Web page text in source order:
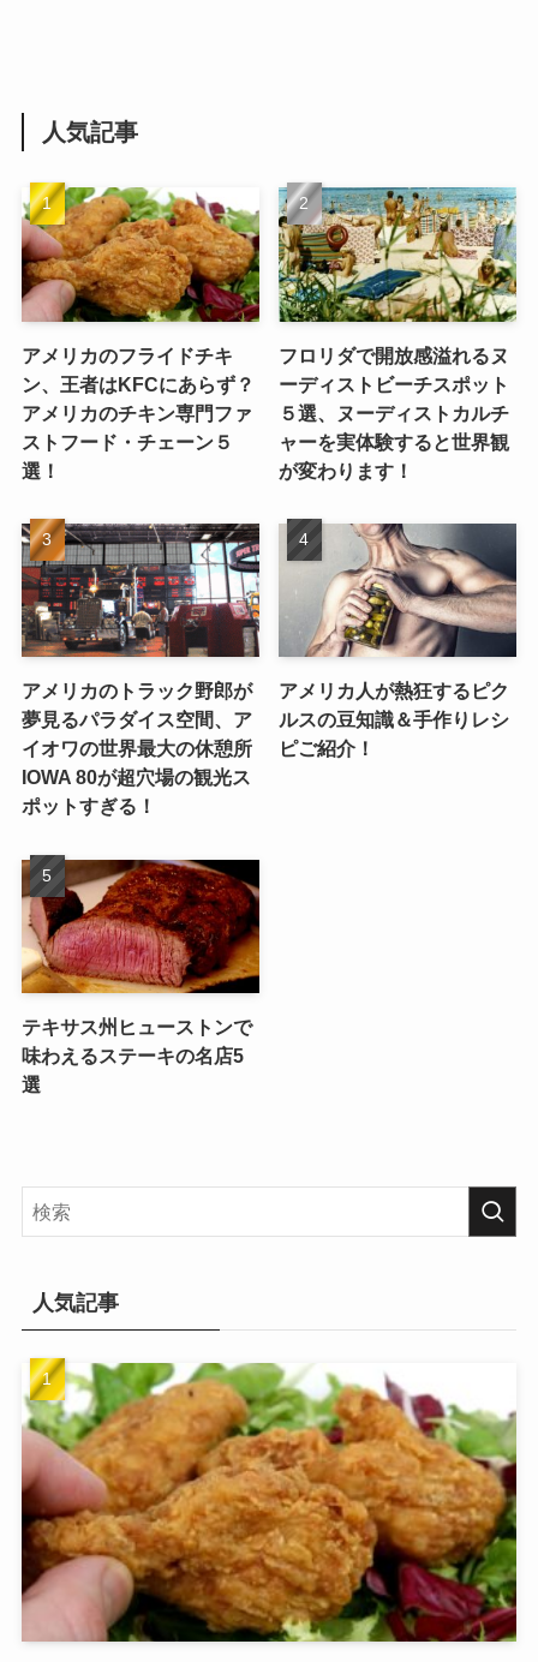
人気記事
アメリカのフライドチキ
ン、王者はKFCにあらず？
アメリカのチキン専門ファ
ストフード・チェーン５
選！
フロリダで開放感溢れるヌ
ーディストビーチスポット
５選、ヌーディストカルチ
ャーを実体験すると世界観
が変わります！
アメリカのトラック野郎が
夢見るパラダイス空間、ア
イオワの世界最大の休憩所
IOWA 80が超穴場の観光ス
ポットすぎる！
アメリカ人が熱狂するピク
ルスの豆知識＆手作りレシ
ピご紹介！
テキサス州ヒューストンで
味わえるステーキの名店5
選
人気記事